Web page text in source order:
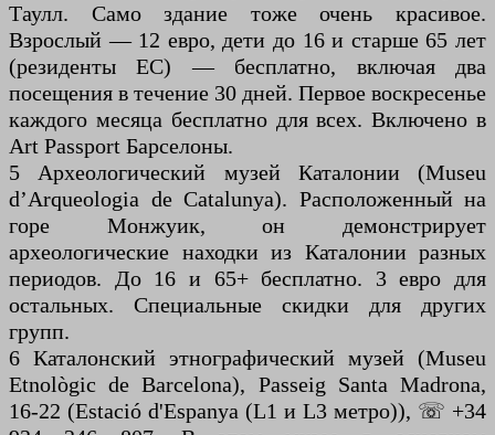
Таулл. Само здание тоже очень красивое.
Взрослый — 12 евро, дети до 16 и старше 65 лет
(резиденты ЕС) — бесплатно, включая два
посещения в течение 30 дней. Первое воскресенье
каждого месяца бесплатно для всех. Включено в
Art Passport Барселоны.
5 Археологический музей Каталонии (Museu
d’Arqueologia de Catalunya). Расположенный на
горе Монжуик, он демонстрирует
археологические находки из Каталонии разных
периодов. До 16 и 65+ бесплатно. 3 евро для
остальных. Специальные скидки для других
групп.
6 Каталонский этнографический музей (Museu
Etnològic de Barcelona), Passeig Santa Madrona,
16-22 (Estació d'Espanya (L1 и L3 метро)), ☏ +34